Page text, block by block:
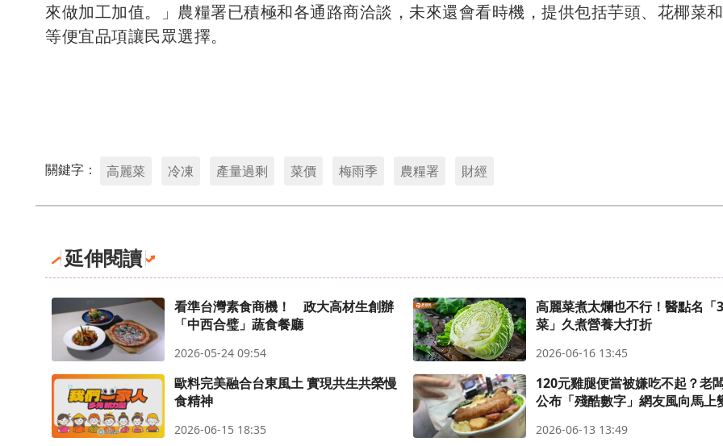
來做加工加值。」農糧署已積極和各通路商洽談，未來還會看時機，提供包括芋頭、花椰菜
等便宜品項讓民眾選擇。
關鍵字： 高麗菜 冷凍 產量過剩 菜價 梅雨季 農糧署 財經
延伸閱讀
看準台灣素食商機！ 政大高材生創辦
「中西合璧」蔬食餐廳
2026-05-24 09:54
高麗菜煮太爛也不行！醫點名「
菜」久煮營養大打折
2026-06-16 13:45
歐料完美融合台東風土 實現共生共榮慢
食精神
2026-06-15 18:35
120元雞腿便當被嫌吃不起？老
公布「殘酷數字」網友風向馬上
2026-06-13 13:49